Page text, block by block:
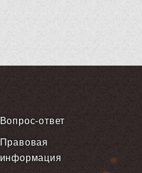
Вопрос-ответ
Правовая
информация